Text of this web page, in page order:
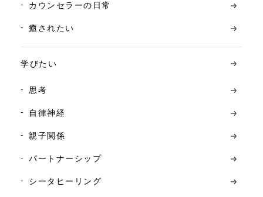
カウンセラーの日常
癒されたい
学びたい
思考
自律神経
親子関係
パートナーシップ
シータヒーリング